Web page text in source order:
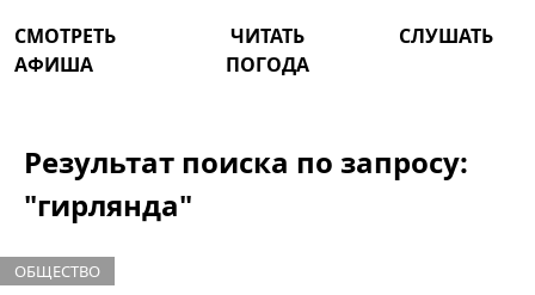
СМОТРЕТЬ ЧИТАТЬ
СЛУШАТЬ
АФИША
ПОГОДА
Результат поиска по запросу:
"гирлянда"
ОБЩЕСТВО